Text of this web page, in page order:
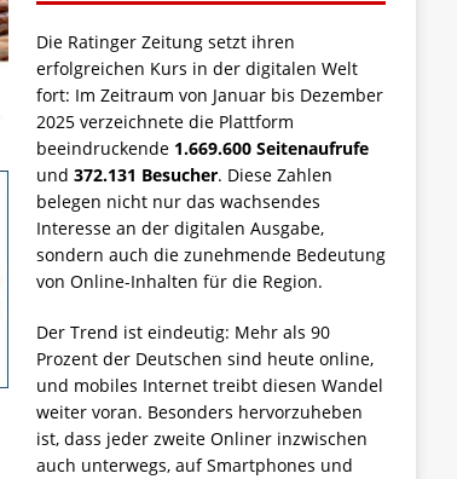
Die Ratinger Zeitung setzt ihren
erfolgreichen Kurs in der digitalen Welt
fort: Im Zeitraum von Januar bis Dezember
2025 verzeichnete die Plattform
beeindruckende 1.669.600 Seitenaufrufe
und 372.131 Besucher. Diese Zahlen
belegen nicht nur das wachsendes
Interesse an der digitalen Ausgabe,
sondern auch die zunehmende Bedeutung
von Online-Inhalten für die Region.
Der Trend ist eindeutig: Mehr als 90
Prozent der Deutschen sind heute online,
und mobiles Internet treibt diesen Wandel
weiter voran. Besonders hervorzuheben
ist, dass jeder zweite Onliner inzwischen
auch unterwegs, auf Smartphones und